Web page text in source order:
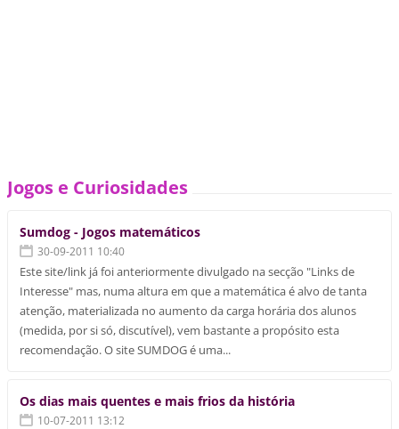
Jogos e Curiosidades
Sumdog - Jogos matemáticos
30-09-2011 10:40
Este site/link já foi anteriormente divulgado na secção "Links de
Interesse" mas, numa altura em que a matemática é alvo de tanta
atenção, materializada no aumento da carga horária dos alunos
(medida, por si só, discutível), vem bastante a propósito esta
recomendação. O site SUMDOG é uma...
Os dias mais quentes e mais frios da história
10-07-2011 13:12